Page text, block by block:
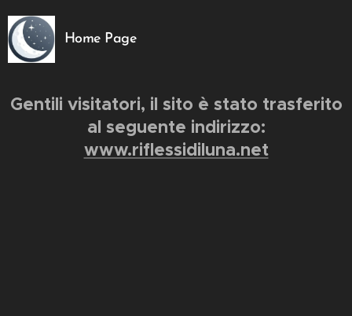
Home Page
Gentili visitatori, il sito è stato trasferito
al seguente indirizzo:
www.riflessidiluna.net